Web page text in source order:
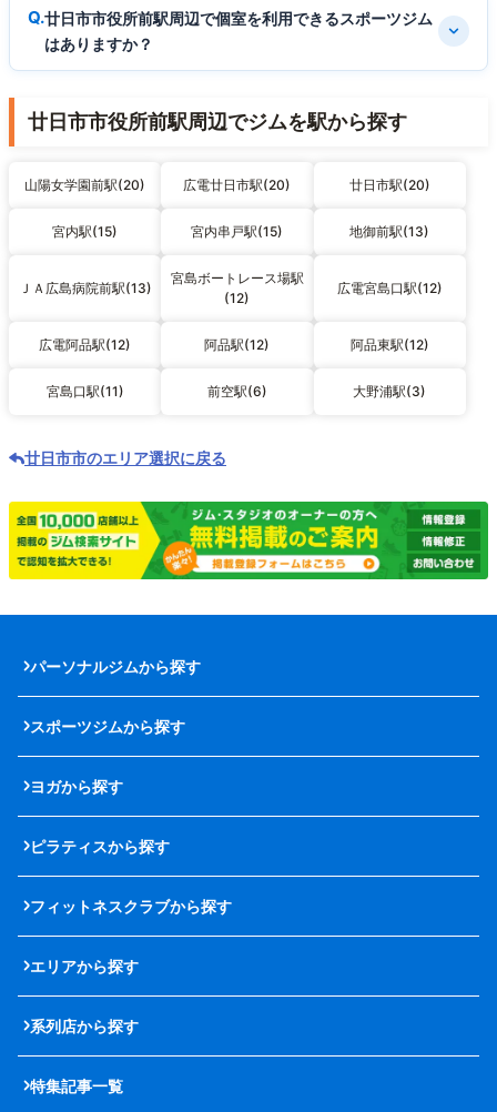
廿日市市役所前駅周辺で個室を利用できるスポーツジム
はありますか？
廿日市市役所前駅周辺でジムを駅から探す
山陽女学園前駅(20) 広電廿日市駅(20) 廿日市駅(20)
宮内駅(15) 宮内串戸駅(15) 地御前駅(13)
ＪＡ広島病院前駅(13)
宮島ボートレース場駅
(12)
広電宮島口駅(12)
広電阿品駅(12) 阿品駅(12) 阿品東駅(12)
宮島口駅(11) 前空駅(6) 大野浦駅(3)
廿日市市のエリア選択に戻る
パーソナルジムから探す
スポーツジムから探す
ヨガから探す
ピラティスから探す
フィットネスクラブから探す
エリアから探す
系列店から探す
特集記事一覧